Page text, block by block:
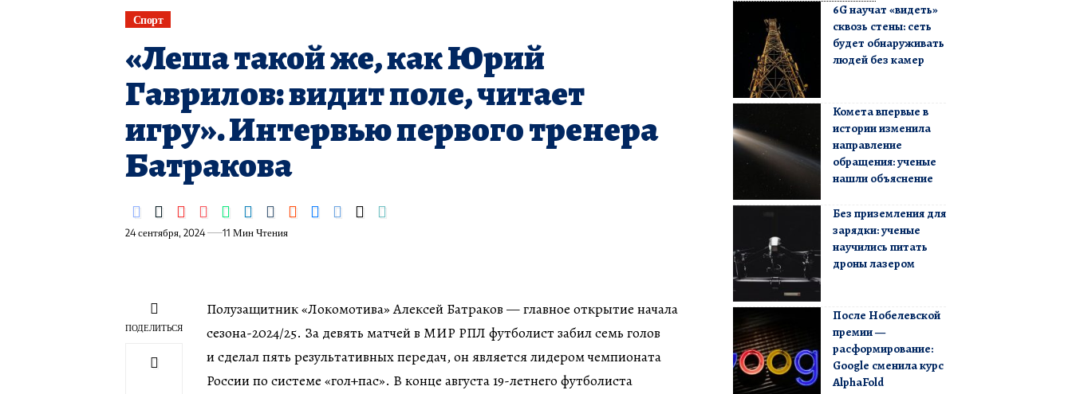
Спорт
«Леша такой же, как Юрий
Гаврилов: видит поле, читает
игру». Интервью первого тренера
Батракова
24 сентября, 2024 11 Мин Чтения
ПОДЕЛИТЬСЯ
Полузащитник «Локомотива» Алексей Батраков — главное открытие начала
сезона-2024/25. За девять матчей в МИР РПЛ футболист забил семь голов
и сделал пять результативных передач, он является лидером чемпионата
России по системе «гол+пас». В конце августа 19-летнего футболиста
6G научат «видеть»
сквозь стены: сеть
будет обнаруживать
людей без камер
Комета впервые в
истории изменила
направление
обращения: ученые
нашли объяснение
Без приземления для
зарядки: ученые
научились питать
дроны лазером
После Нобелевской
премии —
расформирование:
Google сменила курс
AlphaFold